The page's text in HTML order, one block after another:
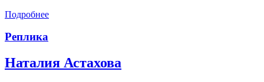
Подробнее
Реплика
Наталия Астахова